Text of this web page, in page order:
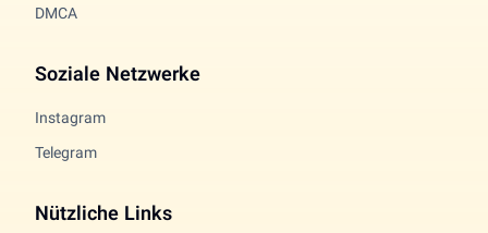
DMCA
Soziale Netzwerke
Instagram
Telegram
Nützliche Links